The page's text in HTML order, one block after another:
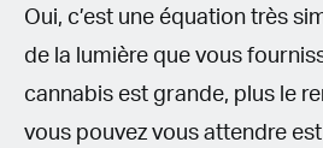
Oui, c’est une équation très
de la lumière que vous
cannabis est grande, plus le
vous pouvez vous attendre